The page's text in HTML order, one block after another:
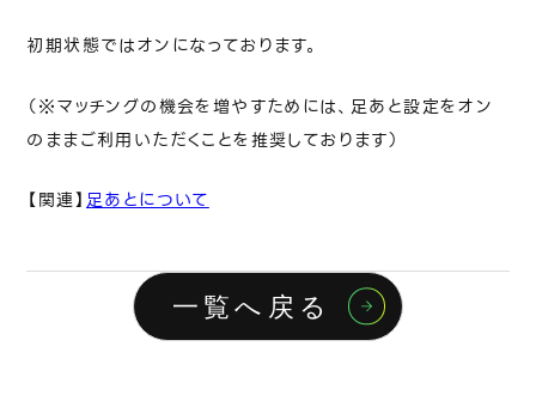
ヘルプ
初期状態ではオンになっております。
（※マッチングの機会を増やすためには、足あと設定をオン
のままご利用いただくことを推奨しております）
【関連】足あとについて
一覧へ戻る